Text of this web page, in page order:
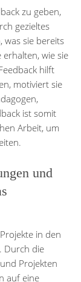
zu geben,
gezieltes
was sie bereits
wie sie
hilft
motiviert sie
ist somit
Arbeit, um
und
in den
Durch die
Projekten
auf eine